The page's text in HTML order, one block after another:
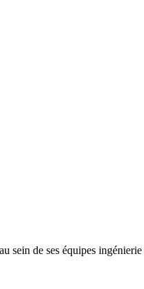
sein de ses équipes